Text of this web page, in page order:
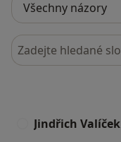
Hledejte v názorech
Jindřich Valíček